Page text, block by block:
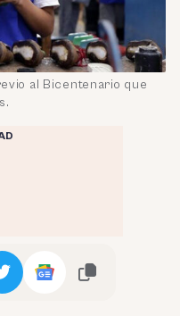
al Bicentenario que